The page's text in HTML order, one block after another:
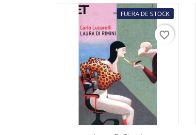
FUERA DE STOCK
favorite_border